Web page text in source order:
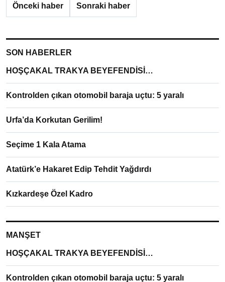
Önceki haber Sonraki haber
SON HABERLER
HOŞÇAKAL TRAKYA BEYEFENDİSİ…
Kontrolden çıkan otomobil baraja uçtu: 5 yaralı
Urfa’da Korkutan Gerilim!
Seçime 1 Kala Atama
Atatürk’e Hakaret Edip Tehdit Yağdırdı
Kızkardeşe Özel Kadro
MANŞET
HOŞÇAKAL TRAKYA BEYEFENDİSİ…
Kontrolden çıkan otomobil baraja uçtu: 5 yaralı